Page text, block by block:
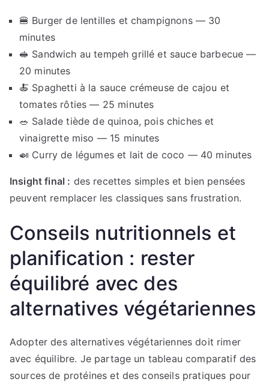
🍔 Burger de lentilles et champignons — 30
minutes
🥪 Sandwich au tempeh grillé et sauce barbecue —
20 minutes
🍝 Spaghetti à la sauce crémeuse de cajou et
tomates rôties — 25 minutes
🥗 Salade tiède de quinoa, pois chiches et
vinaigrette miso — 15 minutes
🍛 Curry de légumes et lait de coco — 40 minutes
Insight final : des recettes simples et bien pensées
peuvent remplacer les classiques sans frustration.
Conseils nutritionnels et
planification : rester
équilibré avec des
alternatives végétariennes
Adopter des alternatives végétariennes doit rimer
avec équilibre. Je partage un tableau comparatif des
sources de protéines et des conseils pratiques pour